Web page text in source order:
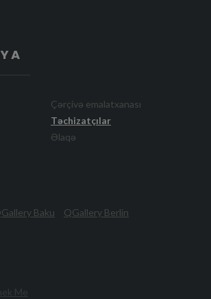
Çərçivə emalatxanası
Təchizatçılar
Əlaqə
Baku
QGallery Berlin
Me